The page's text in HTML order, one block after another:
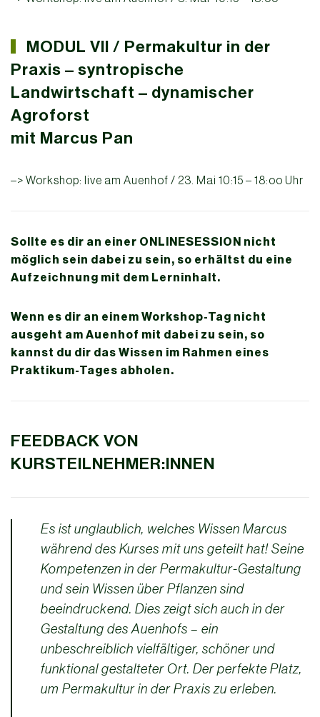
MODUL VII / Permakultur in der
Praxis – syntropische
Landwirtschaft – dynamischer
Agroforst
mit Marcus Pan
–> Workshop: live am Auenhof / 23. Mai 10:15 – 18:oo Uhr
Sollte es dir an einer ONLINESESSION nicht
möglich sein dabei zu sein, so erhältst du eine
Aufzeichnung mit dem Lerninhalt.
Wenn es dir an einem Workshop-Tag nicht
ausgeht am Auenhof mit dabei zu sein, so
kannst du dir das Wissen im Rahmen eines
Praktikum-Tages abholen.
FEEDBACK VON
KURSTEILNEHMER:INNEN
Es ist unglaublich, welches Wissen Marcus
während des Kurses mit uns geteilt hat! Seine
Kompetenzen in der Permakultur-Gestaltung
und sein Wissen über Pflanzen sind
beeindruckend. Dies zeigt sich auch in der
Gestaltung des Auenhofs – ein
unbeschreiblich vielfältiger, schöner und
funktional gestalteter Ort. Der perfekte Platz,
um Permakultur in der Praxis zu erleben.